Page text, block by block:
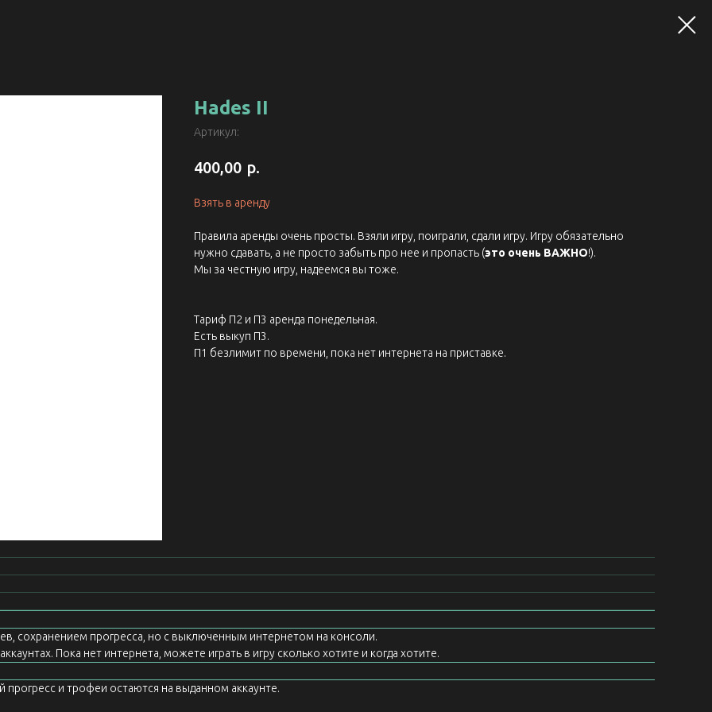
Hades II
Артикул:
400,00 р.
Взять в аренду
Правила аренды очень просты. Взяли игру, поиграли, сдали игру. Игру обязательно
нужно сдавать, а не просто забыть про нее и пропасть (это очень ВАЖНО!).
Мы за честную игру, надеемся вы тоже.
Тариф П2 и П3 аренда понедельная.
Есть выкуп П3.
П1 безлимит по времени, пока нет интернета на приставке.
сохранением прогресса, но с выключенным интернетом на консоли.
Пока нет интернета, можете играть в игру сколько хотите и когда хотите.
прогресс и трофеи остаются на выданном аккаунте.